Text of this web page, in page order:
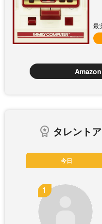
最
タレント
今日